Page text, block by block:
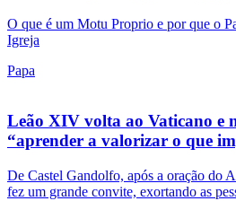
O que é um Motu Proprio e por que o
Igreja
Papa
Leão XIV volta ao Vaticano e
“aprender a valorizar o que
De Castel Gandolfo, após a oração do
fez um grande convite, exortando as